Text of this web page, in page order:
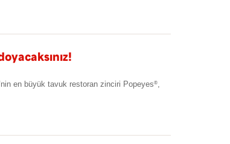
en büyük tavuk restoran zinciri Popeyes®,